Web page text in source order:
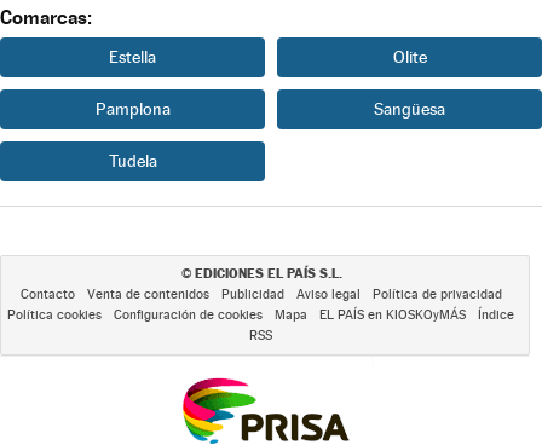
Comarcas:
Estella Olite
Pamplona Sangüesa
Tudela
© EDICIONES EL PAÍS S.L.
Contacto Venta de contenidos Publicidad Aviso legal
Política de privacidad
Política cookies
Configuración de cookies Mapa EL PAÍS en KIOSKOyMÁS
Índice
RSS